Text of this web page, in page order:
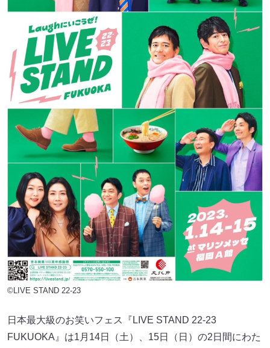
©LIVE STAND 22-23
日本最大級のお笑いフェス『LIVE STAND 22-23
FUKUOKA』は1月14日（土）、15日（日）の2日間にわた